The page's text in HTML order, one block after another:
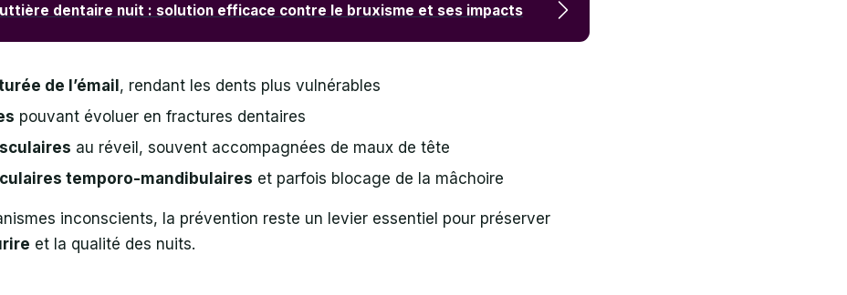
dentaire nuit : solution efficace contre le bruxisme et ses impacts
de l’émail, rendant les dents plus vulnérables
pouvant évoluer en fractures dentaires
au réveil, souvent accompagnées de maux de tête
temporo-mandibulaires et parfois blocage de la mâchoire
inconscients, la prévention reste un levier essentiel pour préserver
et la qualité des nuits.